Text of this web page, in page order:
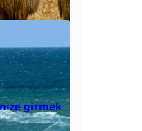
girmek